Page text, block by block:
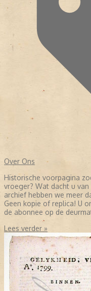
Over Ons
Historische voorpagina
vroeger? Wat dacht u
archief hebben we meer
Geen kopie of replica! U
de abonnee op de
Lees verder »